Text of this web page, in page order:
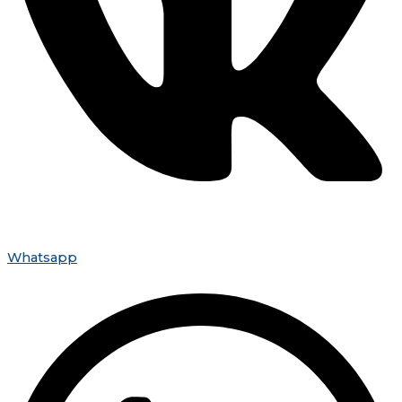
Whatsapp